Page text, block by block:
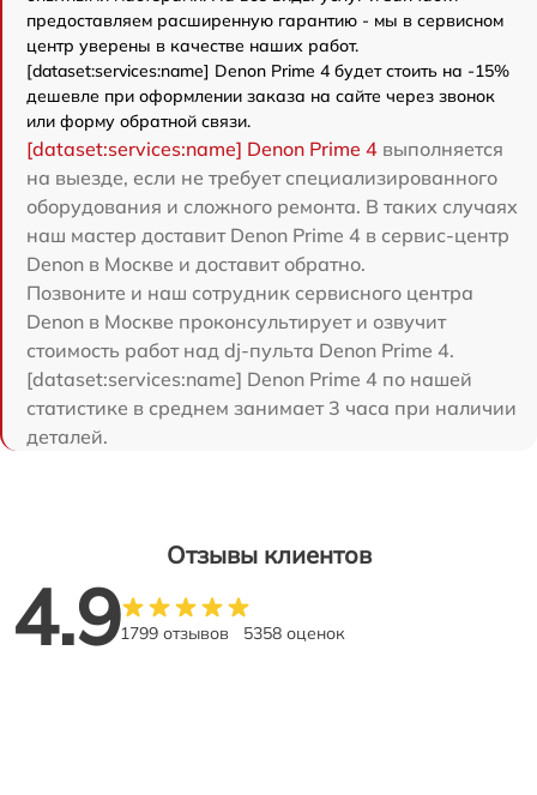
предоставляем расширенную гарантию - мы в сервисном
центр уверены в качестве наших работ.
[dataset:services:name] Denon Prime 4 будет стоить на -15%
дешевле при оформлении заказа на сайте через звонок
или форму обратной связи.
[dataset:services:name] Denon Prime 4 выполняется
на выезде, если не требует специализированного
оборудования и сложного ремонта. В таких случаях
наш мастер доставит Denon Prime 4 в сервис-центр
Denon в Москве и доставит обратно.
Позвоните и наш сотрудник сервисного центра
Denon в Москве проконсультирует и озвучит
стоимость работ над dj-пульта Denon Prime 4.
[dataset:services:name] Denon Prime 4 по нашей
статистике в среднем занимает 3 часа при наличии
деталей.
Отзывы клиентов
4.91799 отзывов 5358 оценок